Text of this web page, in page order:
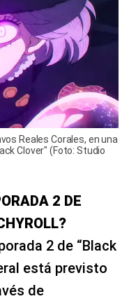
Reales Corales, en una
Clover" (Foto: Studio
2 DE
2 de “Black
está previsto
de